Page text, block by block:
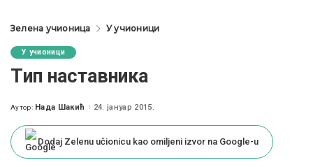
Зелена учионица У учионици
У учионици
Tип наставника
Posted
Аутор: Нада Шакић 24. јануар 2015.
Dodaj Zelenu učionicu kao omiljeni izvor na Google-u